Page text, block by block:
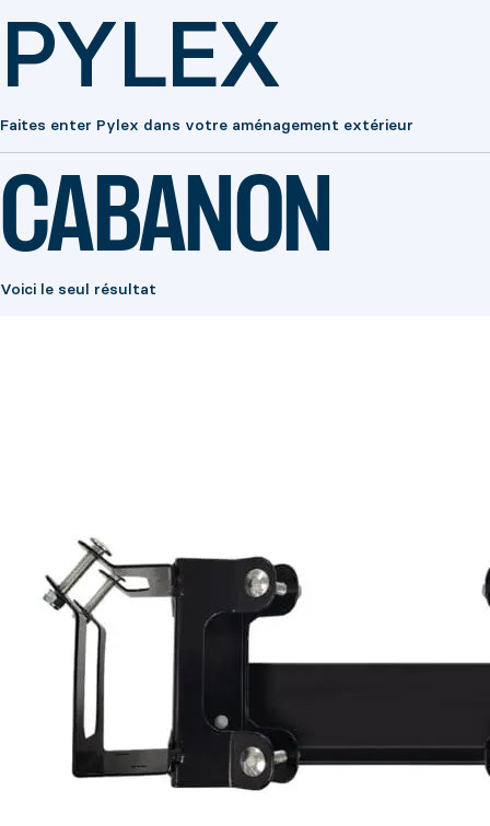
PYLEX
Faites enter Pylex dans votre aménagement extérieur
CABANON
Voici le seul résultat